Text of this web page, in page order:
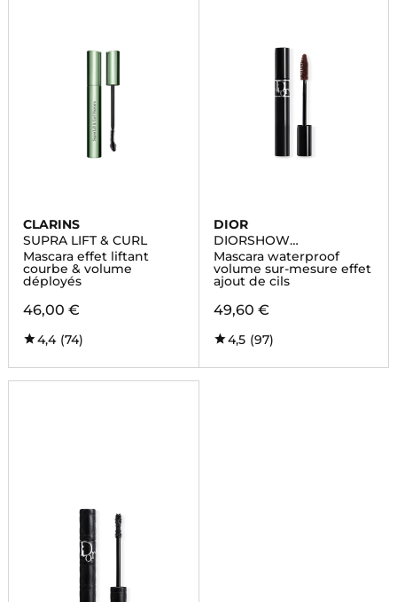
CLARINS
SUPRA LIFT & CURL
Mascara effet liftant
courbe & volume
déployés
46,00 €
4,4 (74)
DIOR
DIORSHOW
WATERPROOF
Mascara waterproof
volume sur-mesure effet
ajout de cils
49,60 €
4,5 (97)